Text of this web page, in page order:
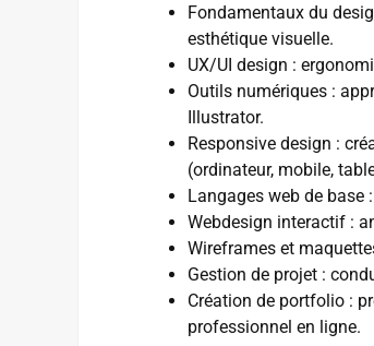
Fondamentaux du
esthétique visuelle.
UX/UI design :
Outils numériques :
Illustrator.
Responsive design :
(ordinateur, mobile,
Langages web de base
Webdesign interactif :
Wireframes et
Gestion de projet :
Création de portfolio :
professionnel en ligne.